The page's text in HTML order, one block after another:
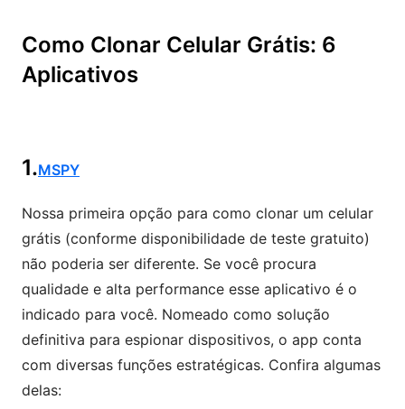
Como Clonar Celular Grátis: 6
Aplicativos
1.MSPY
Nossa primeira opção para como clonar um celular
grátis (conforme disponibilidade de teste gratuito)
não poderia ser diferente. Se você procura
qualidade e alta performance esse aplicativo é o
indicado para você. Nomeado como solução
definitiva para espionar dispositivos, o app conta
com diversas funções estratégicas. Confira algumas
delas: